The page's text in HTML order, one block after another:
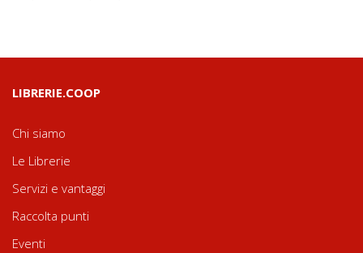
LIBRERIE.COOP
Chi siamo
Le Librerie
Servizi e vantaggi
Raccolta punti
Eventi